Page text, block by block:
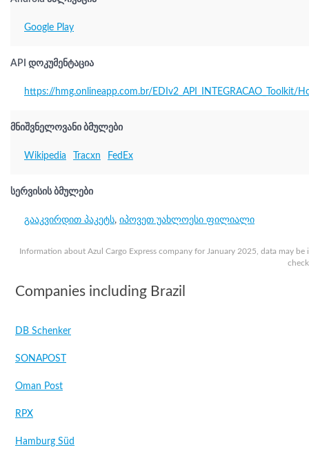
Information about Azul Cargo Express company for January 2025, data may be
Google Play
API დოკუმენტაცია
https://hmg.onlineapp.com.br/EDIv2_API_INTEGRACAO_Toolkit/
მნიშვნელოვანი ბმულები
Wikipedia Tracxn FedEx
სერვისის ბმულები
გააკვირდით პაკეტს, იპოვეთ უახლოესი ფილიალი
Companies including Brazil
DB Schenker
SONAPOST
Oman Post
RPX
Hamburg Süd